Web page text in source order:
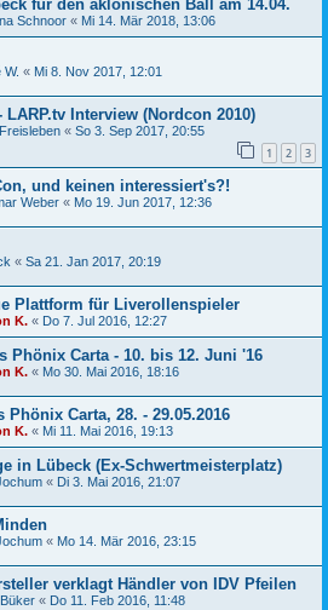
für den aklonischen Ball am 14.04.
Schnoor « Mi 14. Mär 2018, 13:06
W. « Mi 8. Nov 2017, 12:01
Interview (Nordcon 2010)
« So 3. Sep 2017, 20:55
1 2 3
und keinen interessiert's?!
Weber « Mo 19. Jun 2017, 12:36
« Sa 21. Jan 2017, 20:19
Plattform für Liverollenspieler
K. « Do 7. Jul 2016, 12:27
Phönix Carta - 10. bis 12. Juni '16
K. « Mo 30. Mai 2016, 18:16
Phönix Carta, 28. - 29.05.2016
K. « Mi 11. Mai 2016, 19:13
in Lübeck (Ex-Schwertmeisterplatz)
« Di 3. Mai 2016, 21:07
« Mo 14. Mär 2016, 23:15
verklagt Händler von IDV Pfeilen
« Do 11. Feb 2016, 11:48